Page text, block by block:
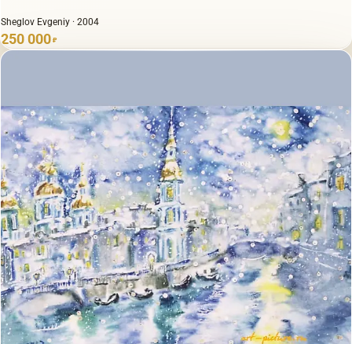
Sheglov Evgeniy · 2004
250 000 ₽